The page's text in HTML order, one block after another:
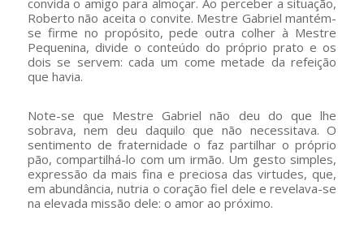
convida o amigo para almoçar. Ao perceber a situação,
Roberto não aceita o convite. Mestre Gabriel mantém-
se firme no propósito, pede outra colher à Mestre
Pequenina, divide o conteúdo do próprio prato e os
dois se servem: cada um come metade da refeição
que havia.
Note-se que Mestre Gabriel não deu do que lhe
sobrava, nem deu daquilo que não necessitava. O
sentimento de fraternidade o faz partilhar o próprio
pão, compartilhá-lo com um irmão. Um gesto simples,
expressão da mais fina e preciosa das virtudes, que,
em abundância, nutria o coração fiel dele e revelava-se
na elevada missão dele: o amor ao próximo.